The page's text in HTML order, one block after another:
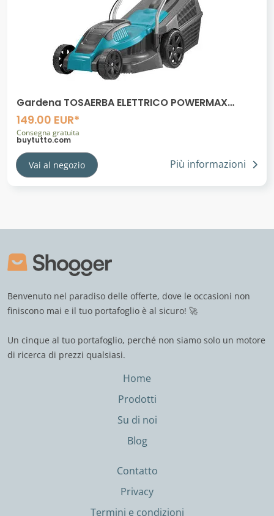
Gardena TOSAERBA ELETTRICO POWERMAX
1100W 32 CM
149.00 EUR*
Consegna gratuita
buytutto.com
Vai al negozio Più informazioni
Benvenuto nel paradiso delle offerte, dove le occasioni non
finiscono mai e il tuo portafoglio è al sicuro! 🚀
Un cinque al tuo portafoglio, perché non siamo solo un motore
di ricerca di prezzi qualsiasi.
Home
Prodotti
Su di noi
Blog
Contatto
Privacy
Termini e condizioni